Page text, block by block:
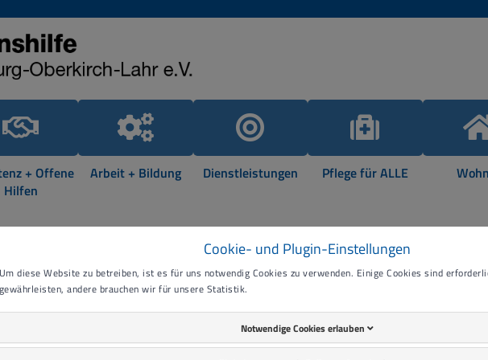
+ Offene
Hilfen
Arbeit + Bildung Dienstleistungen Pflege für ALLE
Menschen mit Behinderung
Die Lebenshilfe Offenburg-Oberkirch-Lahr e.V. mit ihren Albert-
Cookie- und Plugin-Einstellungen
Um diese Website zu betreiben, ist es für uns notwendig Cookies zu verwenden. Einige Cookies sind
gewährleisten, andere brauchen wir für unsere Statistik.
Notwendige Cookies erlauben